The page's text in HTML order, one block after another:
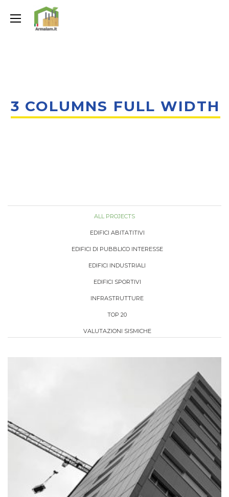
3 COLUMNS FULL WIDTH
ALL PROJECTS
EDIFICI ABITATITIVI
EDIFICI DI PUBBLICO INTERESSE
EDIFICI INDUSTRIALI
EDIFICI SPORTIVI
INFRASTRUTTURE
TOP 20
VALUTAZIONI SISMICHE
RIQUALIFICAZIONE ENERGETICA E
RISTRUTTURAZIONE TORRI DI VILLAZZANO
Edifici abitatitivi, TOP 20